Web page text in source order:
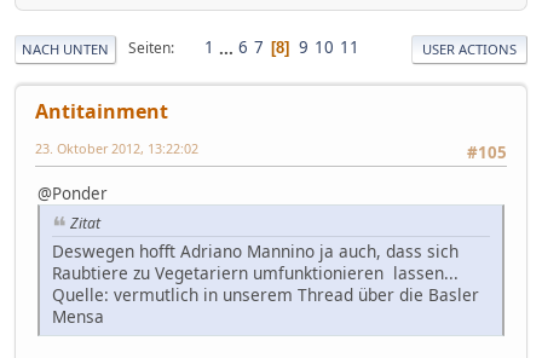
NACH UNTEN Seiten 1 ... 6 7 8 9 10 11 USER ACTIONS
Antitainment
#105
23. Oktober 2012, 13:22:02
@Ponder
Zitat
Deswegen hofft Adriano Mannino ja auch, dass sich
Raubtiere zu Vegetariern umfunktionieren lassen...
Quelle: vermutlich in unserem Thread über die Basler
Mensa